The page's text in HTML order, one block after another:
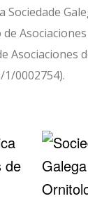
Sociedade
0002754).